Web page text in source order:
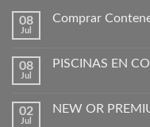
08
Jul
Comprar
08
Jul
PISCINAS EN
02
Jul
NEW OR